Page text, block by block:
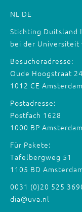
NL DE
Stichting Duitsland
bei der Universiteit
Besucheradresse:
Oude Hoogstraat 24
1012 CE Amsterdam
Postadresse:
Postfach 1628
1000 BP Amsterdam
Für Pakete:
Tafelbergweg 51
1105 BD
0031 (0)20 525
dia@uva.nl